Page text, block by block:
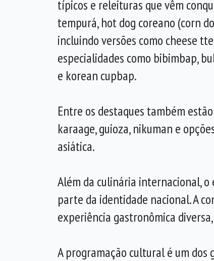
típicos e releituras que vêm
tempurá, hot dog coreano (corn
incluindo versões como cheese
especialidades como bibimbap,
e korean cupbap.
Entre os destaques também
karaage, guioza, nikuman e
asiática.
Além da culinária internacional,
parte da identidade nacional. A
experiência gastronômica
A programação cultural é um dos